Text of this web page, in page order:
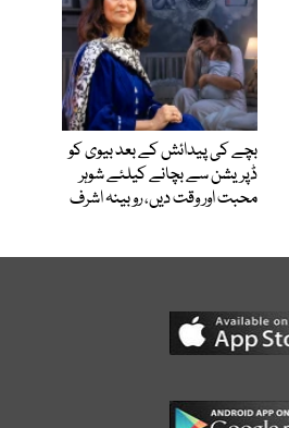
بچے کی پیدائش کے بعد بیوی کو
ڈپریشن سے بچانے کیلئے شوہر
محبت اور وقت دیں، روبینہ اشرف